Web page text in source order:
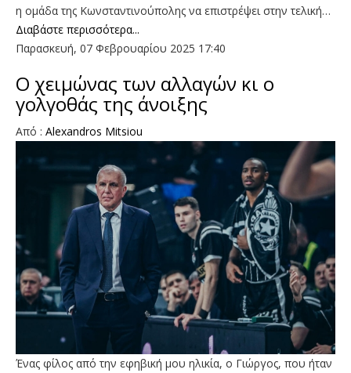
η ομάδα της Κωνσταντινούπολης να επιστρέψει στην τελική…
Διαβάστε περισσότερα...
Παρασκευή, 07 Φεβρουαρίου 2025 17:40
Ο χειμώνας των αλλαγών κι ο
γολγοθάς της άνοιξης
Aπό : Alexandros Mitsiou
Ένας φίλος από την εφηβική μου ηλικία, ο Γιώργος, που ήταν